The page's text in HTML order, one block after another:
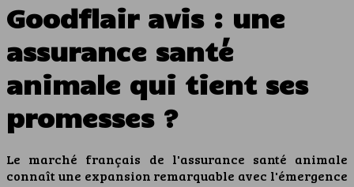
Goodflair avis : une
assurance santé
animale qui tient ses
promesses ?
Le marché français de l'assurance santé animale
connaît une expansion remarquable avec l'émergence